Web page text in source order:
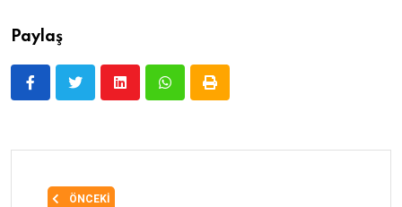
Paylaş
ÖNCEKI